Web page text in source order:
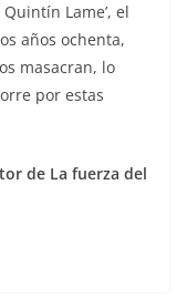
Lame’, el
años ochenta,
masacran, lo
por estas
de La fuerza del